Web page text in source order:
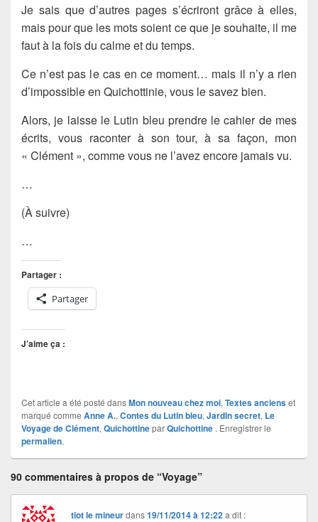
Je sais que d’autres pages s’écriront grâce à elles,
mais pour que les mots soient ce que je souhaite, il me
faut à la fois du calme et du temps.
Ce n’est pas le cas en ce moment… mais il n’y a rien
d’impossible en Quichottinie, vous le savez bien.
Alors, je laisse le Lutin bleu prendre le cahier de mes
écrits, vous raconter à son tour, à sa façon, mon
« Clément », comme vous ne l’avez encore jamais vu.
…
(À suivre)
…
Partager :
Partager
J’aime ça :
Cet article a été posté dansMon nouveau chez moi, Textes ancienset
marqué comme Anne A., Contes du Lutin bleu, Jardin secret, Le
Voyage de Clément, QuichottineparQuichottine . Enregistrer le
permalien.
90 commentaires à propos de “Voyage”
tiot le mineurdans19/11/2014 à 12:22 a dit :